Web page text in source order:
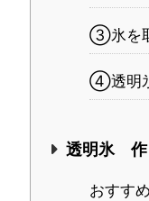
③氷を
④透明
透明氷
おすす